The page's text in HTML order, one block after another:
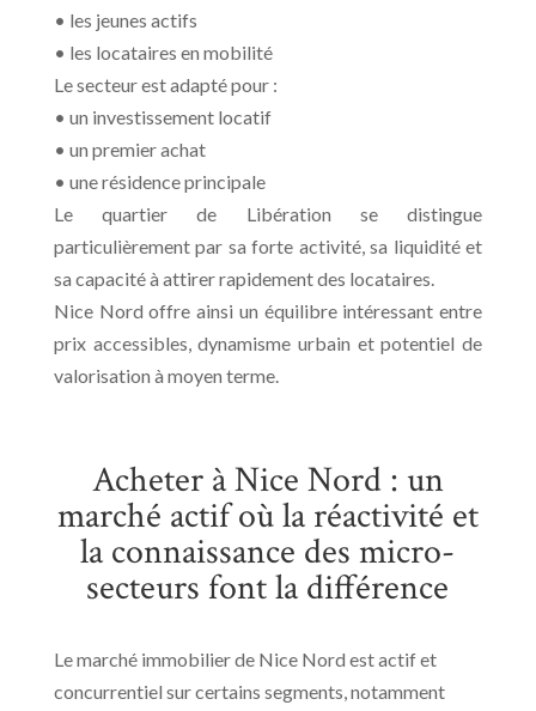
• les jeunes actifs
• les locataires en mobilité
Le secteur est adapté pour :
• un investissement locatif
• un premier achat
• une résidence principale
Le quartier de Libération se distingue
particulièrement par sa forte activité, sa liquidité et
sa capacité à attirer rapidement des locataires.
Nice Nord offre ainsi un équilibre intéressant entre
prix accessibles, dynamisme urbain et potentiel de
valorisation à moyen terme.
Acheter à Nice Nord : un
marché actif où la réactivité et
la connaissance des micro-
secteurs font la différence
Le marché immobilier de Nice Nord est actif et
concurrentiel sur certains segments, notamment